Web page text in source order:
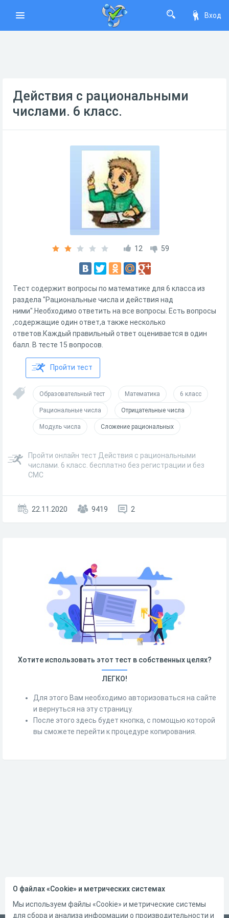
Вход
Действия с рациональными
числами. 6 класс.
12 59
Тест содержит вопросы по математике для 6 класса из
раздела "Рациональные числа и действия над
ними".Необходимо ответить на все вопросы. Есть вопросы
,содержащие один ответ,а также несколько
ответов.Каждый правильный ответ оценивается в один
балл. В тесте 15 вопросов.
Пройти тест
Образовательный тест Математика 6 класс
Рациональные числа Отрицательные числа
Модуль числа Сложение рациональных
Пройти онлайн тест Действия с рациональными
числами. 6 класс. бесплатно без регистрации и без
СМС
22.11.2020 9419 2
Хотите использовать этот тест в собственных целях?
ЛЕГКО!
Для этого Вам необходимо авторизоваться на сайте
и вернуться на эту страницу.
После этого здесь будет кнопка, с помощью которой
вы сможете перейти к процедуре копирования.
О файлах «Cookie» и метрических системах
Мы используем файлы «Cookie» и метрические системы
для сбора и анализа информации о производительности и